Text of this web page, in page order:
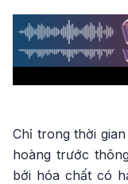
Chỉ trong thời
hoàng trước
bởi hóa chất có